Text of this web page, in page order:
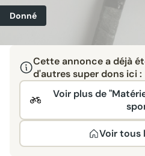
Donné
Cette annonce a déjà
d'autres super dons ici :
Voir plus de
Voir tous